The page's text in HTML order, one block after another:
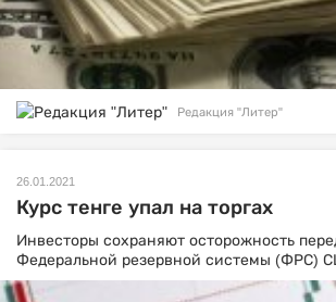
Редакция "Литер"
26.01.2021
Курс тенге упал на торгах
Инвесторы сохраняют осторожность
Федеральной резервной системы (ФРС)